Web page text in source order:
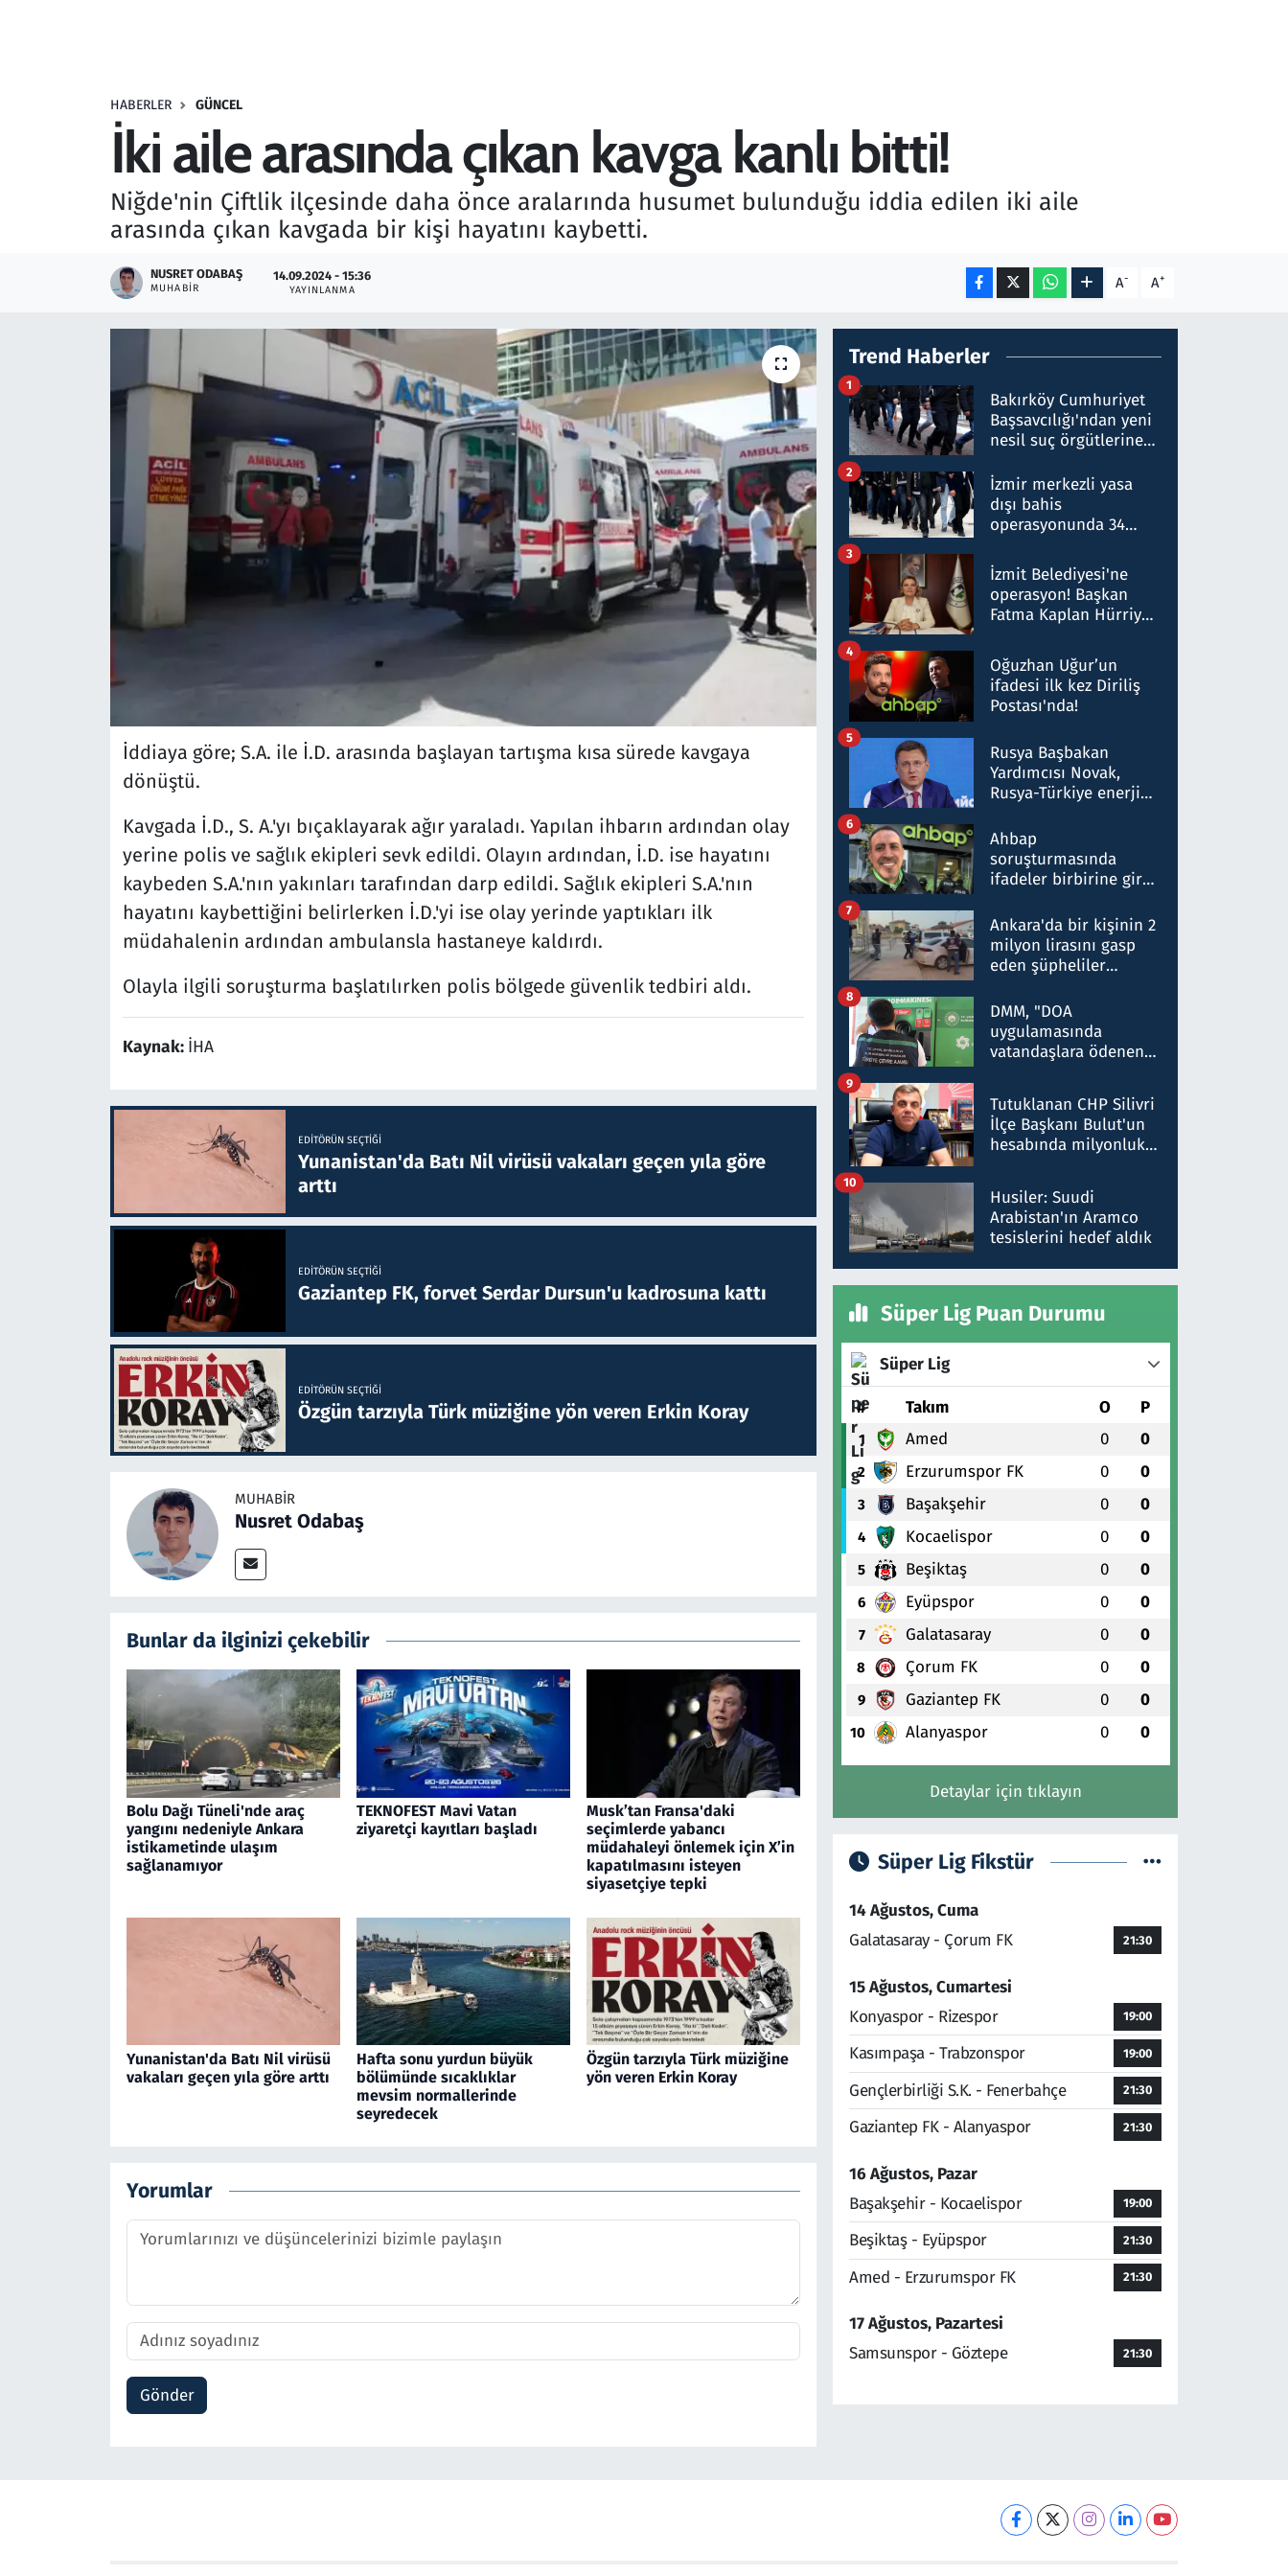
HABERLER GÜNCEL
İki aile arasında çıkan kavga kanlı bitti!
Niğde'nin Çiftlik ilçesinde daha önce aralarında husumet bulunduğu iddia edilen iki aile
arasında çıkan kavgada bir kişi hayatını kaybetti.
NUSRET ODABAŞ
MUHABIR
14.09.2024 - 15:36
YAYINLANMA A- A+
İddiaya göre; S.A. ile İ.D. arasında başlayan tartışma kısa sürede kavgaya
dönüştü.
Kavgada İ.D., S. A.'yı bıçaklayarak ağır yaraladı. Yapılan ihbarın ardından olay
yerine polis ve sağlık ekipleri sevk edildi. Olayın ardından, İ.D. ise hayatını
kaybeden S.A.'nın yakınları tarafından darp edildi. Sağlık ekipleri S.A.'nın
hayatını kaybettiğini belirlerken İ.D.'yi ise olay yerinde yaptıkları ilk
müdahalenin ardından ambulansla hastaneye kaldırdı.
Olayla ilgili soruşturma başlatılırken polis bölgede güvenlik tedbiri aldı.
Kaynak: İHA
EDITÖRÜN SEÇTIĞI
Yunanistan'da Batı Nil virüsü vakaları geçen yıla göre
arttı
EDITÖRÜN SEÇTIĞI
Gaziantep FK, forvet Serdar Dursun'u kadrosuna kattı
EDITÖRÜN SEÇTIĞI
Özgün tarzıyla Türk müziğine yön veren Erkin Koray
MUHABIR
Nusret Odabaş
Bunlar da ilginizi çekebilir
Bolu Dağı Tüneli'nde araç
yangını nedeniyle Ankara
istikametinde ulaşım
sağlanamıyor
TEKNOFEST Mavi Vatan
ziyaretçi kayıtları başladı
Musk’tan Fransa'daki
seçimlerde yabancı
müdahaleyi önlemek için X’in
kapatılmasını isteyen
siyasetçiye tepki
Yunanistan'da Batı Nil virüsü
vakaları geçen yıla göre arttı
Hafta sonu yurdun büyük
bölümünde sıcaklıklar
mevsim normallerinde
seyredecek
Özgün tarzıyla Türk müziğine
yön veren Erkin Koray
Yorumlar
Gönder
Trend Haberler
Bakırköy Cumhuriyet
Başsavcılığı'ndan yeni
nesil suç örgütlerine
hakkında gözaltı kararı
1
İzmir merkezli yasa
dışı bahis
operasyonunda 34
Milyar liralık para
trafiği tespit edildi
2
İzmit Belediyesi'ne
operasyon! Başkan
Fatma Kaplan Hürriyet
3
Oğuzhan Uğur’un
ifadesi ilk kez Diriliş
Postası'nda!
4
Rusya Başbakan
Yardımcısı Novak,
Rusya-Türkiye enerji
nitelikte olduğunu
belirtti
5
Ahbap
soruşturmasında
ifadeler birbirine girdi:
ifadelerinden ortaya
çıkan tablo şok etti
6
Ankara'da bir kişinin 2
milyon lirasını gasp
eden şüpheliler
7
DMM, "DOA
uygulamasında
vatandaşlara ödenen
düşürüldüğü" iddiasını
yalanladı
8
Tutuklanan CHP Silivri
İlçe Başkanı Bulut'un
hesabında milyonluk
talimat verdi, ben
gönderdim
9
Husiler: Suudi
Arabistan'ın Aramco
tesislerini hedef aldık
10
Süper Lig Puan Durumu
Süper Lig
# Takım O P
1 Amed 0 0
2 Erzurumspor FK 0 0
3 Başakşehir 0 0
4 Kocaelispor 0 0
5 Beşiktaş 0 0
6 Eyüpspor 0 0
7 Galatasaray 0 0
8 Çorum FK 0 0
9 Gaziantep FK 0 0
10 Alanyaspor 0 0
Detaylar için tıklayın
Süper Lig Fikstür
14 Ağustos, Cuma
Galatasaray - Çorum FK
21:30
15 Ağustos, Cumartesi
Konyaspor - Rizespor
19:00
Kasımpaşa - Trabzonspor 19:00
Gençlerbirliği S.K. - Fenerbahçe 21:30
Gaziantep FK - Alanyaspor 21:30
16 Ağustos, Pazar
Başakşehir - Kocaelispor
19:00
Beşiktaş - Eyüpspor 21:30
Amed - Erzurumspor FK 21:30
17 Ağustos, Pazartesi
Samsunspor - Göztepe
21:30
Savunma Sanayi
Seçim 2023
Teknoloji ve Bilim
Televizyon